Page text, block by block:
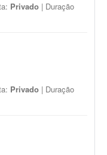
Privado | Duração
Privado | Duração